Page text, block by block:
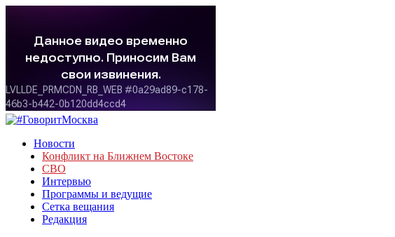
Новости
Конфликт на Ближнем Востоке
СВО
Интервью
Программы и ведущие
Сетка вещания
Редакция